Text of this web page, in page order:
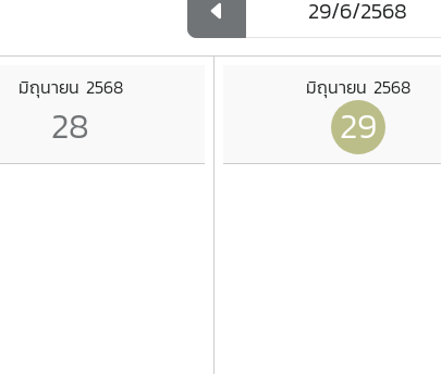
มิถุนายน 2568
28
มิถุนายน 2568
29